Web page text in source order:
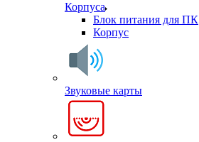
Корпуса
Блок питания для ПК
Корпус
Звуковые карты